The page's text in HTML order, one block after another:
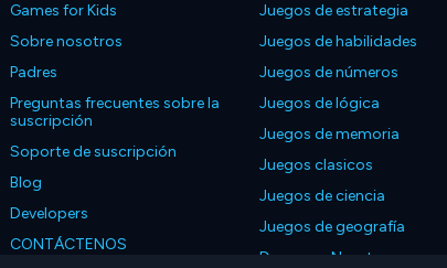
Games for Kids
Sobre nosotros
Padres
Preguntas frecuentes sobre la
suscripción
Soporte de suscripción
Blog
Developers
CONTÁCTENOS
Juegos de estrategia
Juegos de habilidades
Juegos de números
Juegos de lógica
Juegos de memoria
Juegos clasicos
Juegos de ciencia
Juegos de geografía
Descarga Nuestras